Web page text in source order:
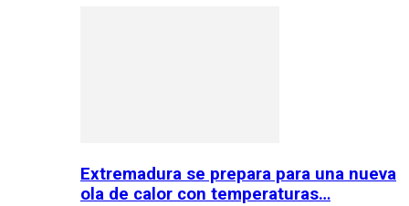
Extremadura se prepara para una nueva
ola de calor con temperaturas…